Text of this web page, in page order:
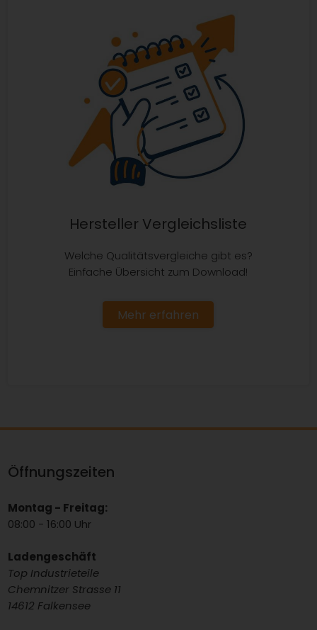
Hersteller Vergleichsliste
Welche Qualitätsvergleiche gibt es?
Einfache Übersicht zum Download!
Mehr erfahren
Öffnungszeiten
Montag - Freitag:
08:00 - 16:00 Uhr
Ladengeschäft
Top Industrieteile
Chemnitzer Strasse 11
14612 Falkensee